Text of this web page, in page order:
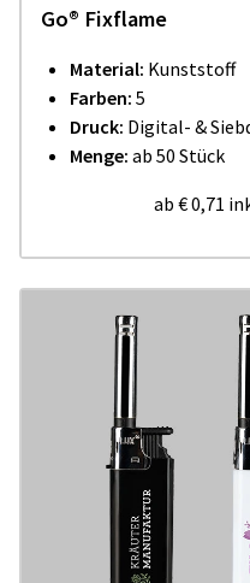
Go® Fixflame
Material: Kunststoff
Farben: 5
Druck: Digital- &
Menge: ab 50 Stück
ab € 0,71